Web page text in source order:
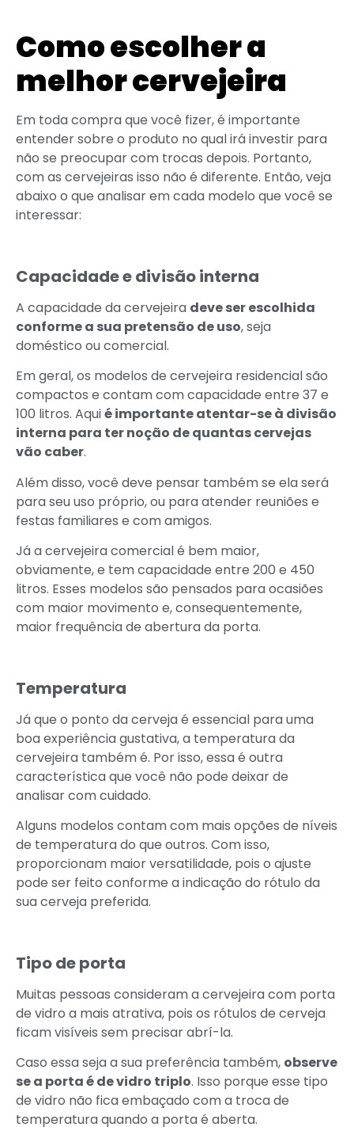
Como escolher a
melhor cervejeira
Em toda compra que você fizer, é importante
entender sobre o produto no qual irá investir para
não se preocupar com trocas depois. Portanto,
com as cervejeiras isso não é diferente. Então, veja
abaixo o que analisar em cada modelo que você se
interessar:
Capacidade e divisão interna
A capacidade da cervejeira deve ser escolhida
conforme a sua pretensão de uso, seja
doméstico ou comercial.
Em geral, os modelos de cervejeira residencial são
compactos e contam com capacidade entre 37 e
100 litros. Aquié importante atentar-se à divisão
interna para ter noção de quantas cervejas
vão caber.
Além disso, você deve pensar também se ela será
para seu uso próprio, ou para atender reuniões e
festas familiares e com amigos.
Já a cervejeira comercial é bem maior,
obviamente, e tem capacidade entre 200 e 450
litros. Esses modelos são pensados para ocasiões
com maior movimento e, consequentemente,
maior frequência de abertura da porta.
Temperatura
Já que o ponto da cerveja é essencial para uma
boa experiência gustativa, a temperatura da
cervejeira também é. Por isso, essa é outra
característica que você não pode deixar de
analisar com cuidado.
Alguns modelos contam com mais opções de níveis
de temperatura do que outros. Com isso,
proporcionam maior versatilidade, pois o ajuste
pode ser feito conforme a indicação do rótulo da
sua cerveja preferida.
Tipo de porta
Muitas pessoas consideram a cervejeira com porta
de vidro a mais atrativa, pois os rótulos de cerveja
ficam visíveis sem precisar abrí-la.
Caso essa seja a sua preferência também, observe
se a porta é de vidro triplo. Isso porque esse tipo
de vidro não fica embaçado com a troca de
temperatura quando a porta é aberta.